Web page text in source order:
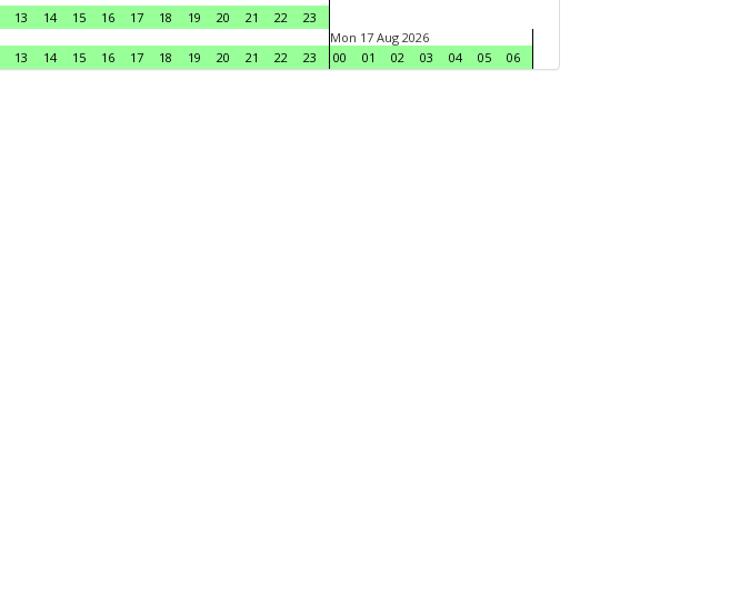
13 14 15 16 17 18 19 20 21 22
23
13 14 15 16 17 18 19 20 21 22 23
Mon 17 Aug 2026
00
01 02 03 04 05 06